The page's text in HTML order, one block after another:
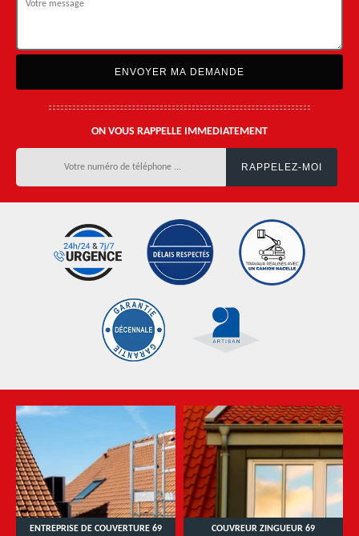
ON VOUS RAPPELLE IMMEDIATEMENT
ENTREPRISE DE COUVERTURE 69 COUVREUR ZINGUEUR 69